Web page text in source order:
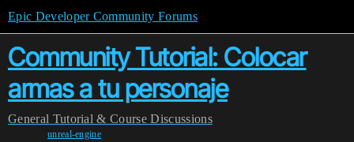
Epic Developer Community Forums
Community Tutorial: Colocar
armas a tu personaje
General Tutorial & Course Discussions
unreal-engine